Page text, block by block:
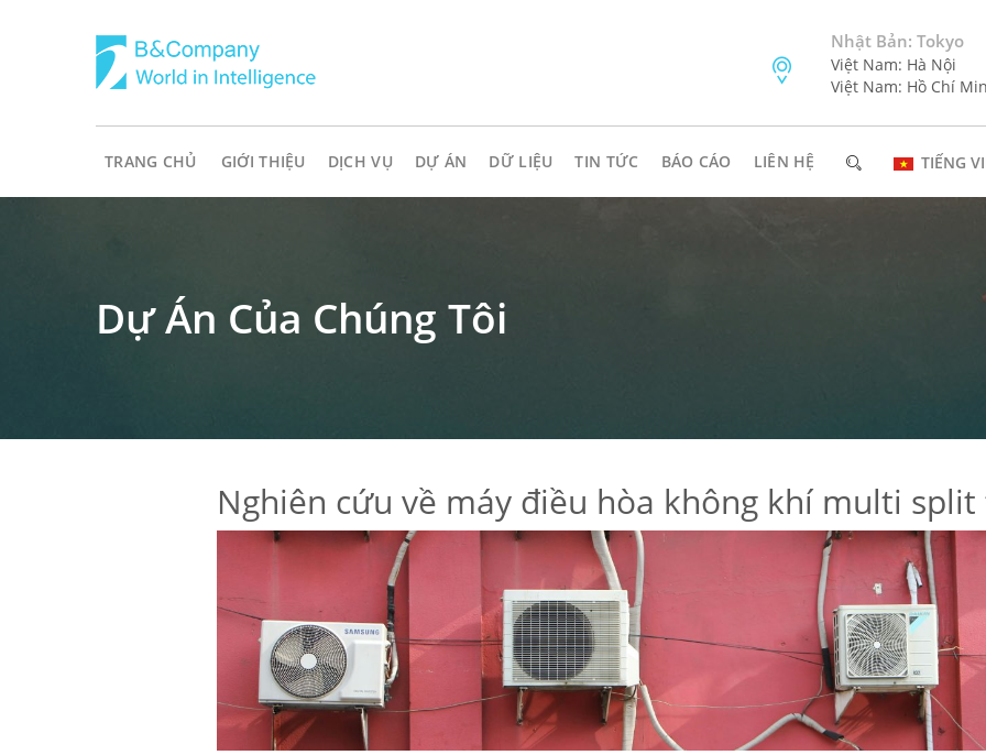
Nhật Bản: Tokyo
Việt Nam: Hà Nội
Việt Nam: Hồ Chí
TRANG CHỦ GIỚI THIỆU DỊCH VỤ DỰ ÁN DỮ LIỆU TIN TỨC BÁO CÁO LIÊN HỆ TIẾNG
Dự Án Của Chúng Tôi
Nghiên cứu về máy điều hòa không khí multi split